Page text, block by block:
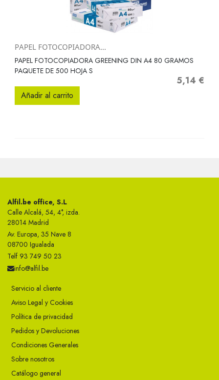
PAPEL FOTOCOPIADORA...
PAPEL FOTOCOPIADORA GREENING DIN A4 80 GRAMOS
PAQUETE DE 500 HOJA S
Precio
5,14 €
Añadir al carrito
Alfil.be office, S.L
Calle Alcalá, 54, 4°, izda.
28014 Madrid
Av. Europa, 35 Nave 8
08700 Igualada
Telf 93 749 50 23
info@alfil.be
Servicio al cliente
Aviso Legal y Cookies
Política de privacidad
Pedidos y Devoluciones
Condiciones Generales
Sobre nosotros
Catálogo general